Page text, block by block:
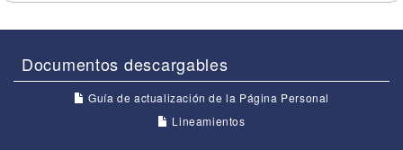
Documentos descargables
Guía de actualización de la Página Personal
Lineamientos